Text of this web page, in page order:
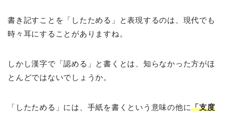
書き記すことを「したためる」と表現するのは、現代でも
時々耳にすることがありますね。
しかし漢字で「認める」と書くとは、知らなかった方がほ
とんどではないでしょうか。
「したためる」には、手紙を書くという意味の他に「支度